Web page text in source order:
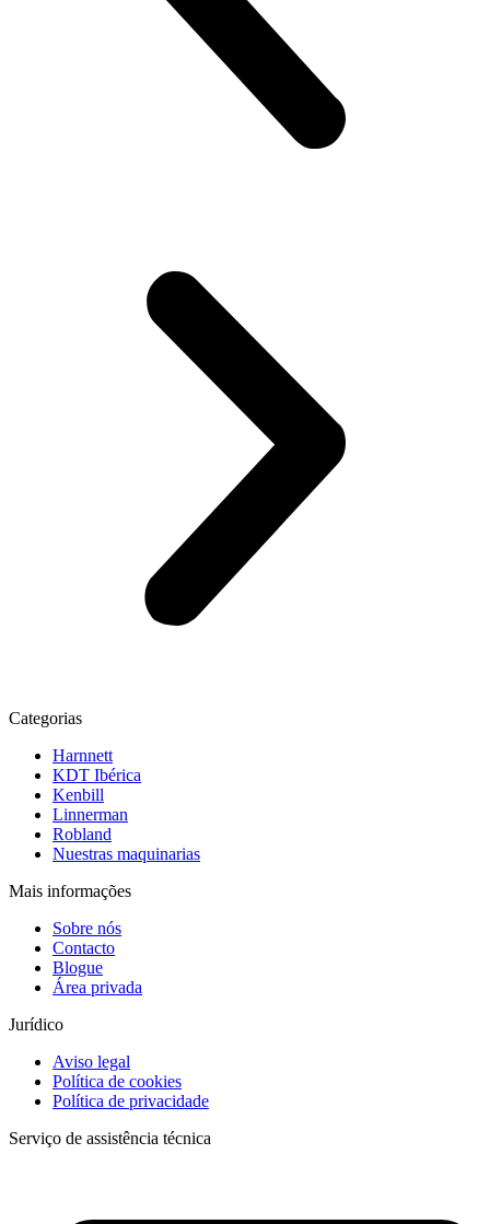
Categorias
Harnnett
KDT Ibérica
Kenbill
Linnerman
Robland
Nuestras maquinarias
Mais informações
Sobre nós
Contacto
Blogue
Área privada
Jurídico
Aviso legal
Política de cookies
Política de privacidade
Serviço de assistência técnica